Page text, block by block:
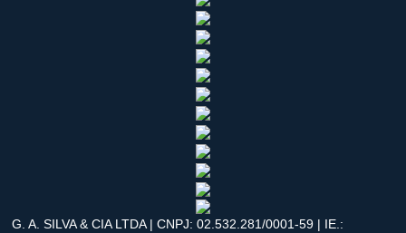
G. A. SILVA & CIA LTDA | CNPJ: 02.532.281/0001-59 | IE.: